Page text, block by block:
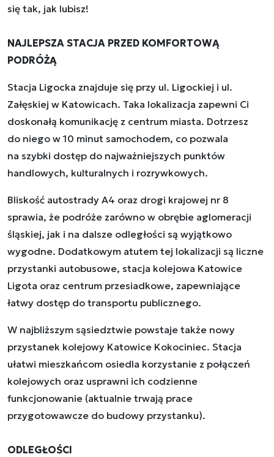
się tak, jak lubisz!
NAJLEPSZA STACJA PRZED KOMFORTOWĄ
PODRÓŻĄ
Stacja Ligocka znajduje się przy ul. Ligockiej i ul.
Załęskiej w Katowicach. Taka lokalizacja zapewni Ci
doskonałą komunikację z centrum miasta. Dotrzesz
do niego w 10 minut samochodem, co pozwala
na szybki dostęp do najważniejszych punktów
handlowych, kulturalnych i rozrywkowych.
Bliskość autostrady A4 oraz drogi krajowej nr 8
sprawia, że podróże zarówno w obrębie aglomeracji
śląskiej, jak i na dalsze odległości są wyjątkowo
wygodne. Dodatkowym atutem tej lokalizacji są liczne
przystanki autobusowe, stacja kolejowa Katowice
Ligota oraz centrum przesiadkowe, zapewniające
łatwy dostęp do transportu publicznego.
W najbliższym sąsiedztwie powstaje także nowy
przystanek kolejowy Katowice Kokociniec. Stacja
ułatwi mieszkańcom osiedla korzystanie z połączeń
kolejowych oraz usprawni ich codzienne
funkcjonowanie (aktualnie trwają prace
przygotowawcze do budowy przystanku).
ODLEGŁOŚCI